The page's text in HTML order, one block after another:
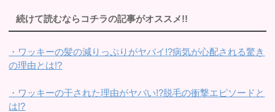
続けて読むならコチラの記事がオススメ!!
・ワッキーの髪の減りっぷりがヤバイ!?病気が心配される驚き
の理由とは!?
・ワッキーの干された理由がヤバい!?脱毛の衝撃エピソードと
は!?